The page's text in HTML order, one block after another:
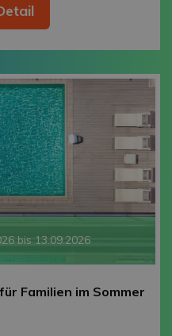
bis 13.09.2026
Familien im Sommer